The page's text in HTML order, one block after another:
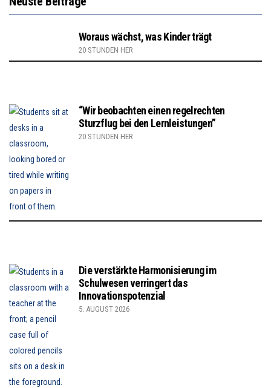
Woraus wächst, was Kinder trägt
20 STUNDEN HER
“Wir beobachten einen regelrechten
Sturzflug bei den Lernleistungen”
20 STUNDEN HER
Die verstärkte Harmonisierung im
Schulwesen verringert das
Innovationspotenzial
5. AUGUST 2026